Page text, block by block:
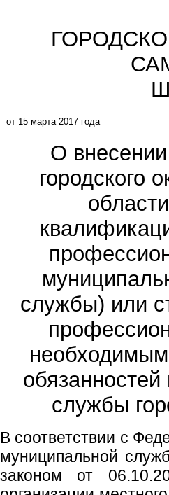
от 15 марта 2017 года
О
городского
службы) или
службы
В соответствии с
муниципальной
законом от